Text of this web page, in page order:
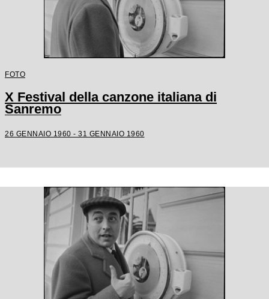
FOTO
X Festival della canzone italiana di
Sanremo
26 GENNAIO 1960 - 31 GENNAIO 1960